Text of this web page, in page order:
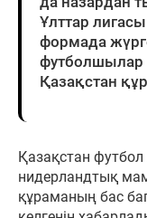
Ұлттар
формада
футболшылар
Қазақстан
Қазақстан
нидерландтық
құраманың бас